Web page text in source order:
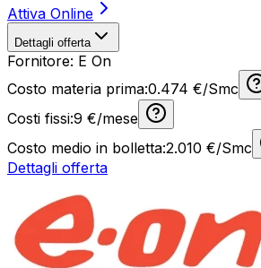
Attiva Online
Dettagli offerta
Fornitore: E On
Costo materia prima:0.474 €/Smc
Costi fissi:9 €/mese
Costo medio in bolletta:2.010 €/Smc
Dettagli offerta